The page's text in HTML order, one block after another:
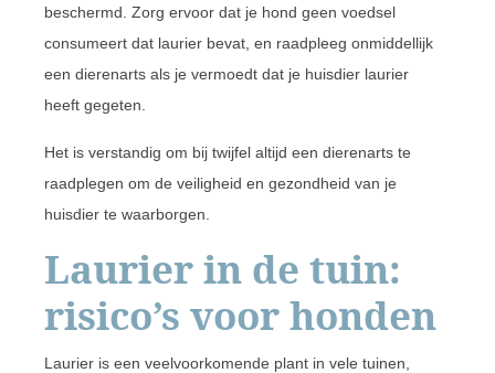
beschermd. Zorg ervoor dat je hond geen voedsel
consumeert dat laurier bevat, en raadpleeg onmiddellijk
een dierenarts als je vermoedt dat je huisdier laurier
heeft gegeten.
Het is verstandig om bij twijfel altijd een dierenarts te
raadplegen om de veiligheid en gezondheid van je
huisdier te waarborgen.
Laurier in de tuin:
risico’s voor honden
Laurier is een veelvoorkomende plant in vele tuinen,